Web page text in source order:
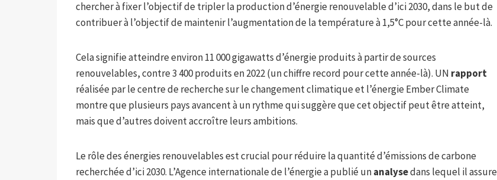
chercher à fixer l’objectif de tripler la production d’énergie renouvelable d’ici 2030, dans le but de
contribuer à l’objectif de maintenir l’augmentation de la température à 1,5°C pour cette année-là.
Cela signifie atteindre environ 11 000 gigawatts d’énergie produits à partir de sources
renouvelables, contre 3 400 produits en 2022 (un chiffre record pour cette année-là). UN rapport
réalisée par le centre de recherche sur le changement climatique et l’énergie Ember Climate
montre que plusieurs pays avancent à un rythme qui suggère que cet objectif peut être atteint,
mais que d’autres doivent accroître leurs ambitions.
Le rôle des énergies renouvelables est crucial pour réduire la quantité d’émissions de carbone
recherchée d’ici 2030. L’Agence internationale de l’énergie a publié unanalysedans lequel il assure